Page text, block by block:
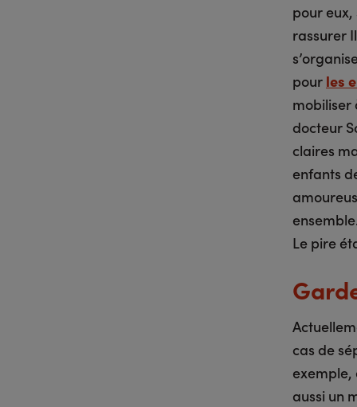
pour
rassurer
pour les
mobiliser
docteur
claires
enfants
Le pire
cas de
exemple,
aussi un